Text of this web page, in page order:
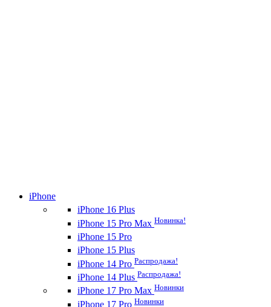
iPhone
iPhone 16 Plus
iPhone 15 Pro Max Новинка!
iPhone 15 Pro
iPhone 15 Plus
iPhone 14 Pro Распродажа!
iPhone 14 Plus Распродажа!
iPhone 17 Pro Max Новинки
iPhone 17 Pro Новинки